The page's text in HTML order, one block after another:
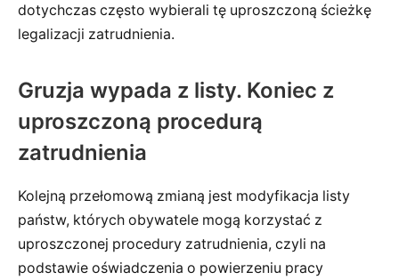
dotychczas często wybierali tę uproszczoną ścieżkę
legalizacji zatrudnienia.
Gruzja wypada z listy. Koniec z
uproszczoną procedurą
zatrudnienia
Kolejną przełomową zmianą jest modyfikacja listy
państw, których obywatele mogą korzystać z
uproszczonej procedury zatrudnienia, czyli na
podstawie oświadczenia o powierzeniu pracy